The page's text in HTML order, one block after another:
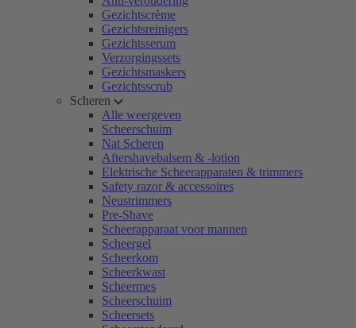
Gezichtscrème
Gezichtsreinigers
Gezichtsserum
Verzorgingssets
Gezichtsmaskers
Gezichtsscrub
Scheren
Alle weergeven
Scheerschuim
Nat Scheren
Aftershavebalsem & -lotion
Elektrische Scheerapparaten & trimmers
Safety razor & accessoires
Neustrimmers
Pre-Shave
Scheerapparaat voor mannen
Scheergel
Scheerkom
Scheerkwast
Scheermes
Scheerschuim
Scheersets